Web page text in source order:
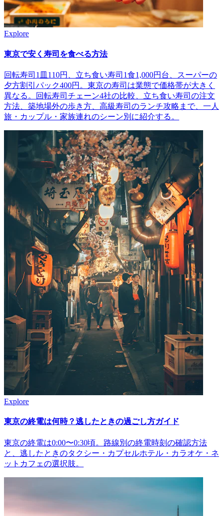
Explore
東京で安く寿司を食べる方法
回転寿司1皿110円、立ち食い寿司1食1,000円台、スーパーの
夕方割引パック400円。東京の寿司は業態で価格帯が大きく
異なる。回転寿司チェーン4社の比較、立ち食い寿司の注文
方法、築地場外の歩き方、高級寿司のランチ攻略まで、一人
旅・カップル・家族連れのシーン別に紹介する。
Explore
東京の終電は何時？逃したときの過ごし方ガイド
東京の終電は0:00〜0:30頃。路線別の終電時刻の確認方法
と、逃したときのタクシー・カプセルホテル・カラオケ・ネ
ットカフェの選択肢。